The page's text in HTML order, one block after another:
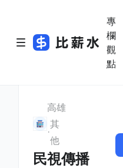
專
欄
觀
點
高雄
其
他
民視傳播